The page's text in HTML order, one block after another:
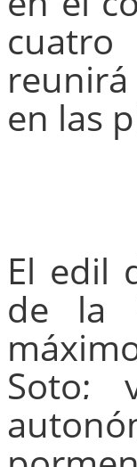
en las
El edil
de la
Soto;